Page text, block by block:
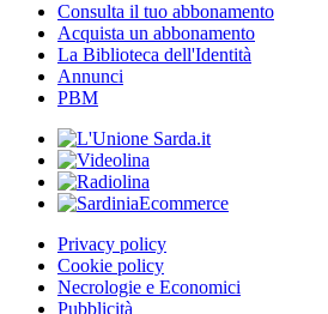
Consulta il tuo abbonamento
Acquista un abbonamento
La Biblioteca dell'Identità
Annunci
PBM
Privacy policy
Cookie policy
Necrologie e Economici
Pubblicità